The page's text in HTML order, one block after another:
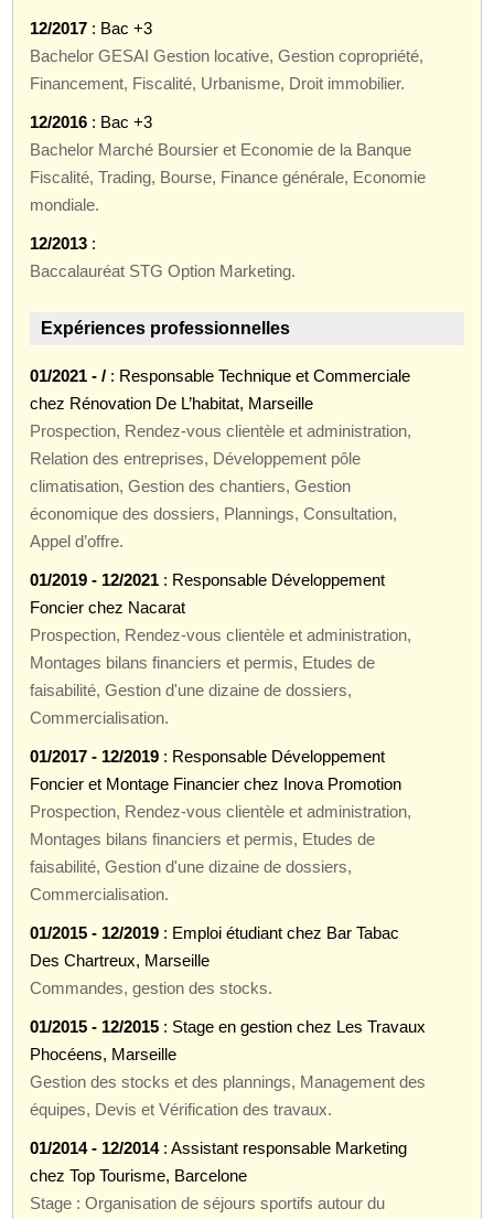
12/2017 : Bac +3
Bachelor GESAI Gestion locative, Gestion copropriété,
Financement, Fiscalité, Urbanisme, Droit immobilier.
12/2016 : Bac +3
Bachelor Marché Boursier et Economie de la Banque
Fiscalité, Trading, Bourse, Finance générale, Economie
mondiale.
12/2013 :
Baccalauréat STG Option Marketing.
Expériences professionnelles
01/2021 - / : Responsable Technique et Commerciale
chez Rénovation De L’habitat, Marseille
Prospection, Rendez-vous clientèle et administration,
Relation des entreprises, Développement pôle
climatisation, Gestion des chantiers, Gestion
économique des dossiers, Plannings, Consultation,
Appel d’offre.
01/2019 - 12/2021 : Responsable Développement
Foncier chez Nacarat
Prospection, Rendez-vous clientèle et administration,
Montages bilans financiers et permis, Etudes de
faisabilité, Gestion d'une dizaine de dossiers,
Commercialisation.
01/2017 - 12/2019 : Responsable Développement
Foncier et Montage Financier chez Inova Promotion
Prospection, Rendez-vous clientèle et administration,
Montages bilans financiers et permis, Etudes de
faisabilité, Gestion d'une dizaine de dossiers,
Commercialisation.
01/2015 - 12/2019 : Emploi étudiant chez Bar Tabac
Des Chartreux, Marseille
Commandes, gestion des stocks.
01/2015 - 12/2015 : Stage en gestion chez Les Travaux
Phocéens, Marseille
Gestion des stocks et des plannings, Management des
équipes, Devis et Vérification des travaux.
01/2014 - 12/2014: Assistant responsable Marketing
chez Top Tourisme, Barcelone
Stage : Organisation de séjours sportifs autour du